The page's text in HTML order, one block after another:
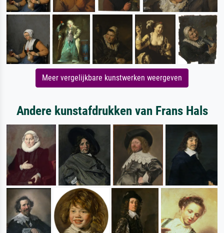
Meer vergelijkbare kunstwerken weergeven
Andere kunstafdrukken van Frans Hals